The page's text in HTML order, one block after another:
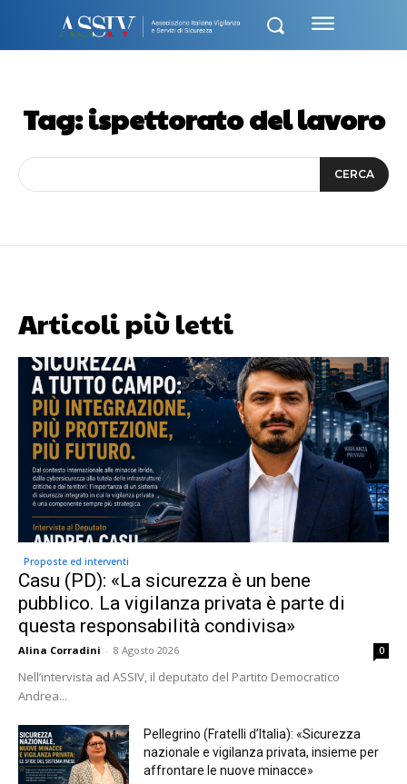
Tag:ispettorato del lavoro
CERCA
Articoli più letti
Proposte ed interventi
Casu (PD): «La sicurezza è un bene
pubblico. La vigilanza privata è parte di
questa responsabilità condivisa»
Alina Corradini - 8 Agosto 2026 0
Nell’intervista ad ASSIV, il deputato del Partito Democratico
Andrea...
Pellegrino (Fratelli d’Italia): «Sicurezza
nazionale e vigilanza privata, insieme per
affrontare le nuove minacce»